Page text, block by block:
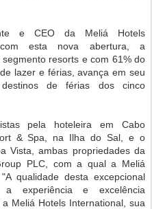
e CEO da Meliá Hotels
esta nova abertura, a
resorts e com 61% do
lazer e férias, avança em seu
destinos de férias dos cinco
pela hoteleira em Cabo
& Spa, na Ilha do Sal, e o
Vista, ambas propriedades da
PLC, com a qual a Meliá
qualidade desta excepcional
a experiência e excelência
Meliá Hotels International, sua